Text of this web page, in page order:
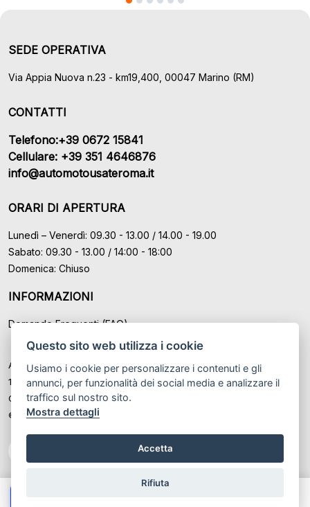
Questo sito web utilizza i cookie
Usiamo i cookie per personalizzare i contenuti e gli
annunci, per funzionalità dei social media e analizzare il
traffico sul nostro sito.
Mostra dettagli
Accetta
Rifiuta
SEDE OPERATIVA
Via Appia Nuova n.23 - km19,400, 00047 Marino (RM)
CONTATTI
Telefono:+39 0672 15841
Cellulare: +39 351 4646876
info@automotousateroma.it
ORARI DI APERTURA
Lunedì – Venerdì: 09.30 - 13.00 / 14.00 - 19.00
Sabato: 09.30 - 13.00 / 14:00 - 18:00
Domenica: Chiuso
INFORMAZIONI
Domande Frequenti (FAQ)
Auto Moto Usate Roma Srl sede di Marino - Roma, P.IVA: IT
12489131008
Cod. Fisc. ed Iscr. al Registro Imprese di Roma n° 12489131008
© Another site byGestionale auto